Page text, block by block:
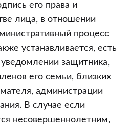
его права и
лица, в отношении
процесс
устанавливается, есть
защитника,
его семьи, близких
администрации
В случае если
несовершеннолетним,